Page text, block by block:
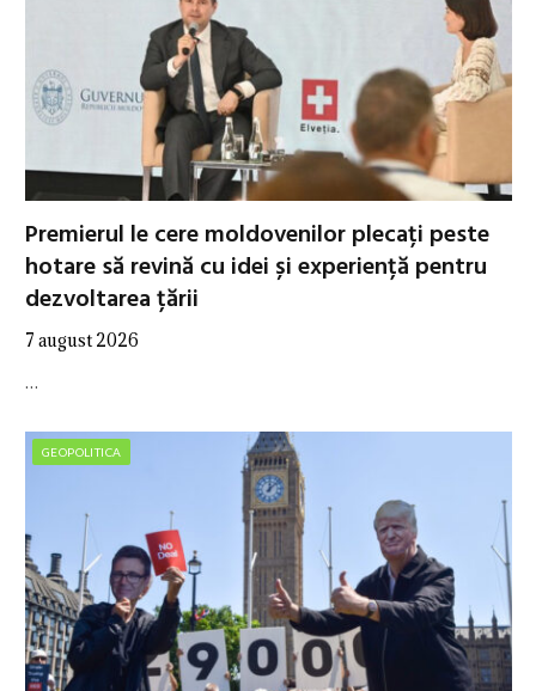
Premierul le cere moldovenilor plecați peste
hotare să revină cu idei și experiență pentru
dezvoltarea țării
7 august 2026
…
GEOPOLITICA